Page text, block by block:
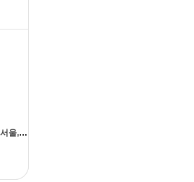
이천작품도자기 용충매화분 -황제(서울,경기일부 배송가능)